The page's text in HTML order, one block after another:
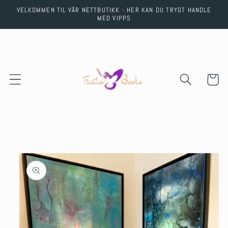
Skip to
VELKOMMEN TIL VÅR NETTBUTIKK - HER KAN DU TRYGT HANDLE
MED VIPPS
Cart
product
information